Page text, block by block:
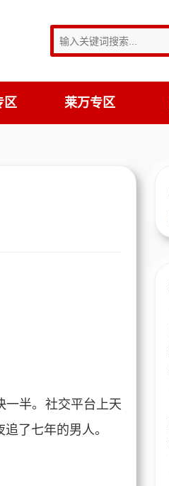
区 莱万专区
一半。社交平台上天
了七年的男人。